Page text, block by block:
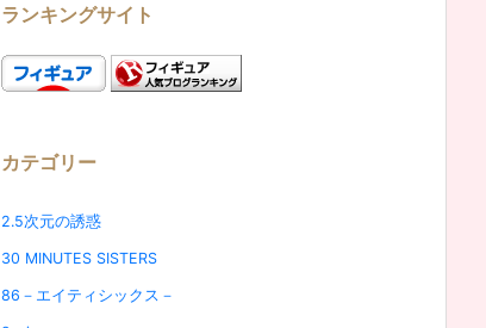
ランキングサイト
カテゴリー
2.5次元の誘惑
30 MINUTES SISTERS
86－エイティシックス－